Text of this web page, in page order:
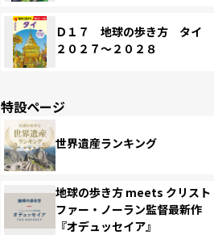
Ｄ１７ 地球の歩き方 タイ
２０２７～２０２８
特設ページ
世界遺産ランキング
地球の歩き方 meets クリスト
ファー・ノーラン監督最新作
『オデュッセイア』